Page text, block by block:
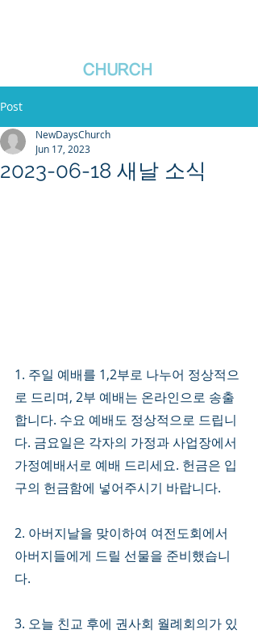
CHURCH
Post
2023-06-18 새날 소식
NewDaysChurch
Jun 17, 2023
1. 주일 예배를 1,2부로 나누어 정상적으
로 드리며, 2부 예배는 온라인으로 송출
합니다. 수요 예배도 정상적으로 드립니
다. 금요일은 각자의 가정과 사업장에서
가정예배서로 예배 드리세요. 헌금은 입
구의 헌금함에 넣어주시기 바랍니다.
2. 아버지날을 맞이하여 여전도회에서
아버지들에게 드릴 선물을 준비했습니
다.
3. 오늘 친교 후에 권사회 월례회의가 있